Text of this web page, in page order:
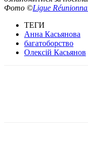
Фото ©Ligue
ТЕГИ
Анна Касьянова
багатоборство
Олексій Касьянов